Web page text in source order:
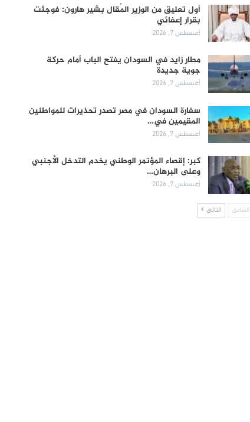
أول تعليق من الوزير المُقال بشير هارون: فوجئت
بقرار إعفائي
أغسطس 7, 2026
مطار زايد في السودان يفتح الباب أمام حركة
جوية جديدة
أغسطس 7, 2026
سفارة السودان في مصر تصدر تحذيرات للمواطنين
المقيمين في…
أغسطس 7, 2026
كبر: إقصاء المؤتمر الوطني يخدم التدخل الأجنبي
وعلى البرهان…
أغسطس 7, 2026
السابق التالي